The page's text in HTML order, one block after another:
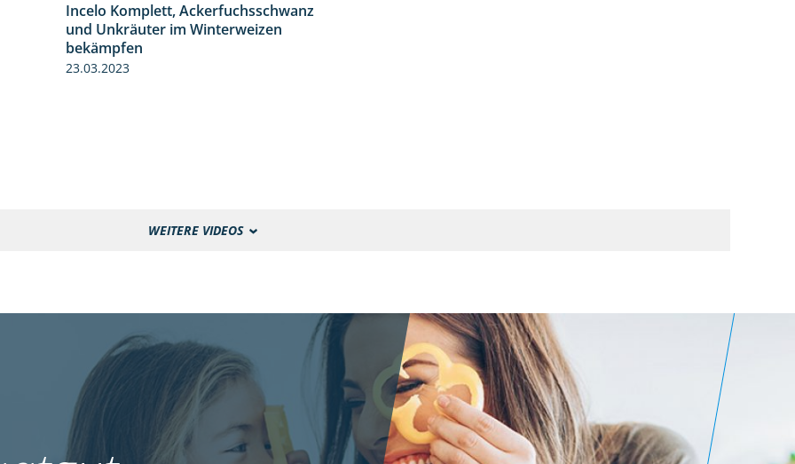
Incelo Komplett, Ackerfuchsschwanz
und Unkräuter im Winterweizen
bekämpfen
23.03.2023
WEITERE VIDEOS